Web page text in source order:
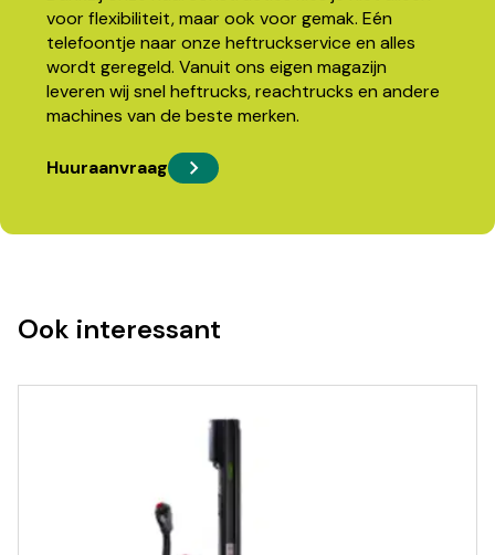
voor flexibiliteit, maar ook voor gemak. Eén
telefoontje naar onze heftruckservice en alles
wordt geregeld. Vanuit ons eigen magazijn
leveren wij snel heftrucks, reachtrucks en andere
machines van de beste merken.
Huuraanvraag
Ook interessant